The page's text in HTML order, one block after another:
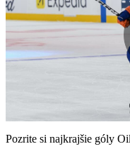
Pozrite si najkrajšie góly